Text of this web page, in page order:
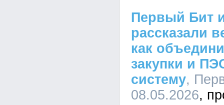
Первый Бит
рассказали
как
закупки и
систему,
08.05.2026